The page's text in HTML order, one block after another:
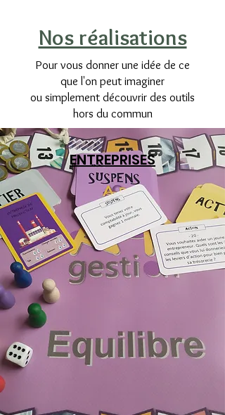
Nos réalisations
Pour vous donner une idée de ce
que l'on peut imaginer
ou simplement découvrir des outils
hors du commun
ENTREPRISES